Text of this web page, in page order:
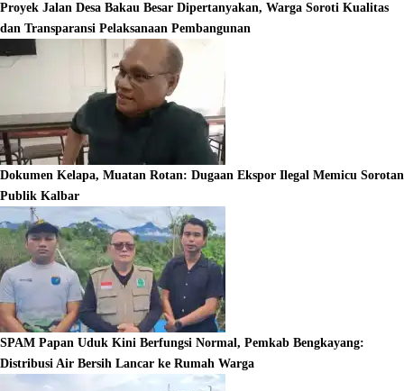
Proyek Jalan Desa Bakau Besar Dipertanyakan, Warga Soroti Kualitas
dan Transparansi Pelaksanaan Pembangunan
Dokumen Kelapa, Muatan Rotan: Dugaan Ekspor Ilegal Memicu Sorotan
Publik Kalbar
SPAM Papan Uduk Kini Berfungsi Normal, Pemkab Bengkayang:
Distribusi Air Bersih Lancar ke Rumah Warga